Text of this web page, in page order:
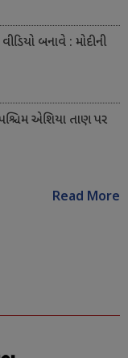
બનાવે : મોદીની
એશિયા તાણ પર
Read More